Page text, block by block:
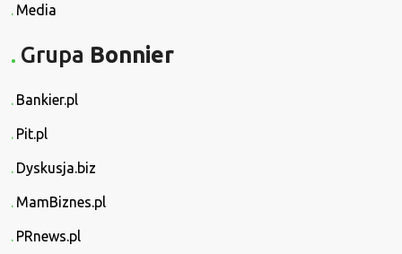
Media
Grupa Bonnier
Bankier.pl
Pit.pl
Dyskusja.biz
MamBiznes.pl
PRnews.pl